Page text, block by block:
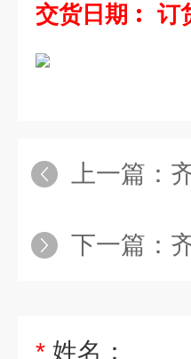
交货日期︰ 订
上一篇：
下一篇：
* 姓名：